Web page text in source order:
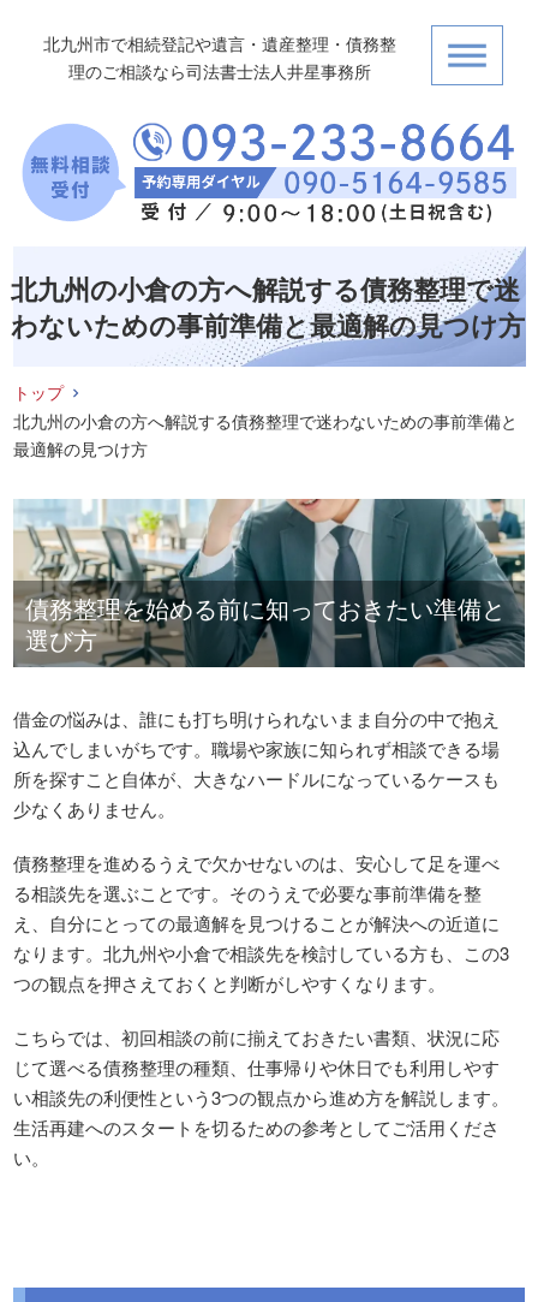
北九州市で相続登記や遺言・遺産整理・債務整
理のご相談なら司法書士法人井星事務所
北九州の小倉の方へ解説する債務整理で迷
わないための事前準備と最適解の見つけ方
トップ
北九州の小倉の方へ解説する債務整理で迷わないための事前準備と
最適解の見つけ方
債務整理を始める前に知っておきたい準備と
選び方
借金の悩みは、誰にも打ち明けられないまま自分の中で抱え
込んでしまいがちです。職場や家族に知られず相談できる場
所を探すこと自体が、大きなハードルになっているケースも
少なくありません。
債務整理を進めるうえで欠かせないのは、安心して足を運べ
る相談先を選ぶことです。そのうえで必要な事前準備を整
え、自分にとっての最適解を見つけることが解決への近道に
なります。北九州や小倉で相談先を検討している方も、この3
つの観点を押さえておくと判断がしやすくなります。
こちらでは、初回相談の前に揃えておきたい書類、状況に応
じて選べる債務整理の種類、仕事帰りや休日でも利用しやす
い相談先の利便性という3つの観点から進め方を解説します。
生活再建へのスタートを切るための参考としてご活用くださ
い。